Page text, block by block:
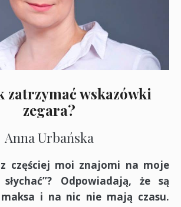
zatrzymać wskazówki
zegara?
Anna Urbańska
częściej moi znajomi na moje
Odpowiadają, że są
i na nic nie mają czasu.